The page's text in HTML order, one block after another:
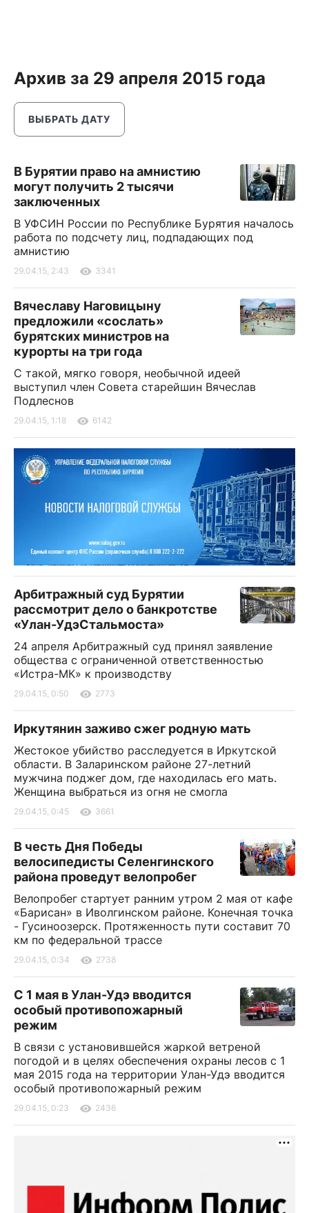
Архив за 29 апреля 2015 года
ВЫБРАТЬ ДАТУ
В Бурятии право на амнистию
могут получить 2 тысячи
заключенных
В УФСИН России по Республике Бурятия началось
работа по подсчету лиц, подпадающих под
амнистию
29.04.15, 2:43 3341
Вячеславу Наговицыну
предложили «сослать»
бурятских министров на
курорты на три года
С такой, мягко говоря, необычной идеей
выступил член Совета старейшин Вячеслав
Подлеснов
29.04.15, 1:18 6142
Арбитражный суд Бурятии
рассмотрит дело о банкротстве
«Улан-УдэСтальмоста»
24 апреля Арбитражный суд принял заявление
общества с ограниченной ответственностью
«Истра-МК» к производству
29.04.15, 0:50 2773
Иркутянин заживо сжег родную мать
Жестокое убийство расследуется в Иркутской
области. В Заларинском районе 27-летний
мужчина поджег дом, где находилась его мать.
Женщина выбраться из огня не смогла
29.04.15, 0:45 3661
В честь Дня Победы
велосипедисты Селенгинского
района проведут велопробег
Велопробег стартует ранним утром 2 мая от кафе
«Барисан» в Иволгинском районе. Конечная точка
- Гусиноозерск. Протяженность пути составит 70
км по федеральной трассе
29.04.15, 0:34 2738
С 1 мая в Улан-Удэ вводится
особый противопожарный
режим
В связи с установившейся жаркой ветреной
погодой и в целях обеспечения охраны лесов с 1
мая 2015 года на территории Улан-Удэ вводится
особый противопожарный режим
29.04.15, 0:23 2436